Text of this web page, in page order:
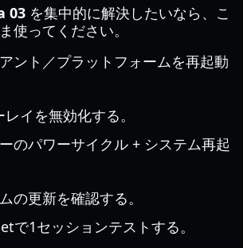
03 を集中的に解決したいなら、こ
使ってください。
ント／プラットフォームを再起動
イを無効化する。
のパワーサイクル + システム再起
の更新を確認する。
で1セッションテストする。